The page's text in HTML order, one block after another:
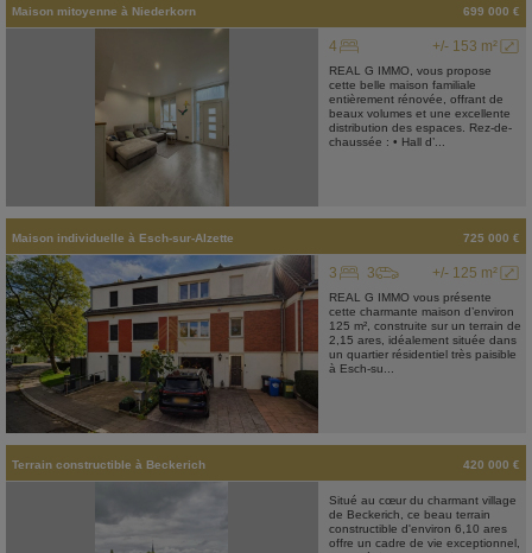
Maison mitoyenne à Niederkorn 699 000 €
+/- 153 m²
4
REAL G IMMO, vous propose
cette belle maison familiale
entièrement rénovée, offrant de
beaux volumes et une excellente
distribution des espaces. Rez-de-
chaussée : • Hall d’...
Maison individuelle à Esch-sur-Alzette 725 000 €
+/- 125 m²
3 3
REAL G IMMO vous présente
cette charmante maison d’environ
125 m², construite sur un terrain de
2,15 ares, idéalement située dans
un quartier résidentiel très paisible
à Esch-su...
Terrain constructible à Beckerich 420 000 €
Situé au cœur du charmant village
de Beckerich, ce beau terrain
constructible d'environ 6,10 ares
offre un cadre de vie exceptionnel,